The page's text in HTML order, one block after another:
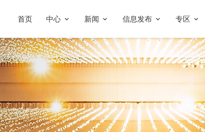
首页 中心 新闻 信息发布 专区